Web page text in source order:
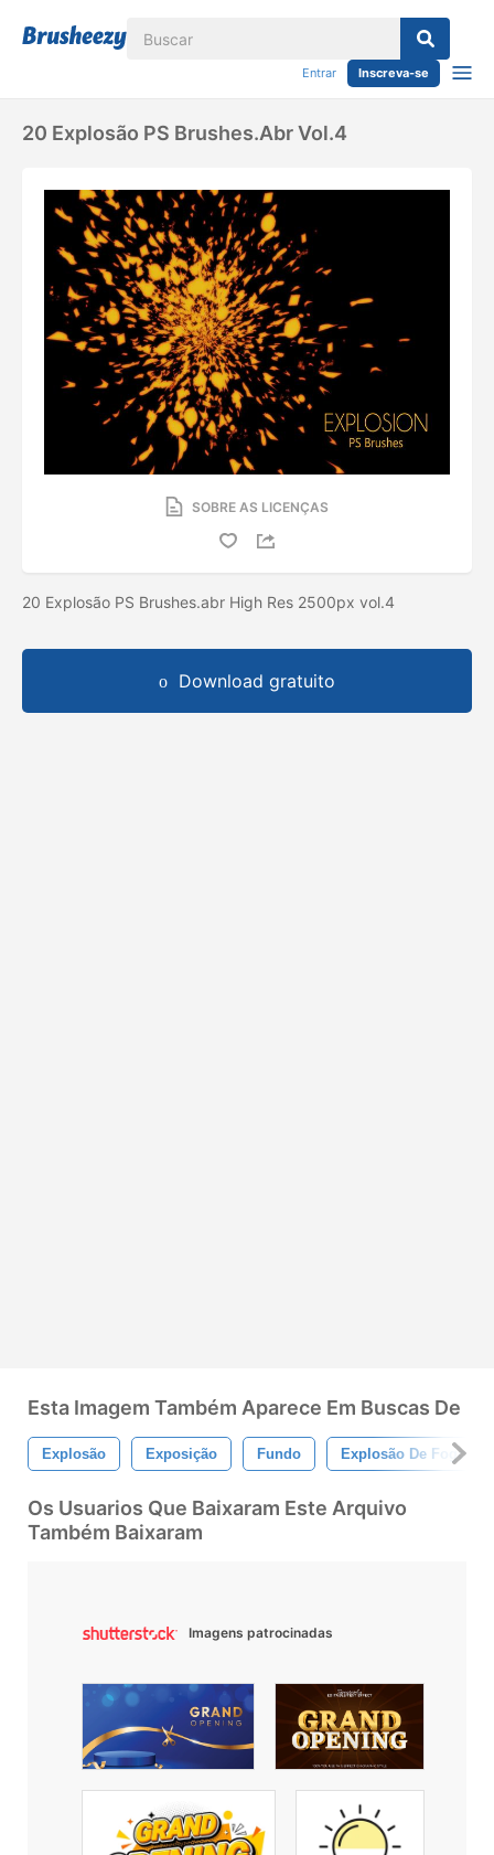
Entrar Inscreva-se
20 Explosão PS Brushes.abr Vol.4
SOBRE AS LICENÇAS
20 Explosão PS Brushes.abr High Res 2500px vol.4
Download gratuito
Esta Imagem Também Aparece Em Buscas De
Explosão Exposição Fundo Explosão De Fogo
Os Usuarios Que Baixaram Este Arquivo
Também Baixaram
Imagens patrocinadas